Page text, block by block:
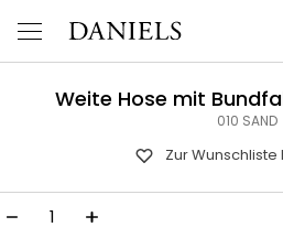
Weite Hose mit
010 SAND
Zur